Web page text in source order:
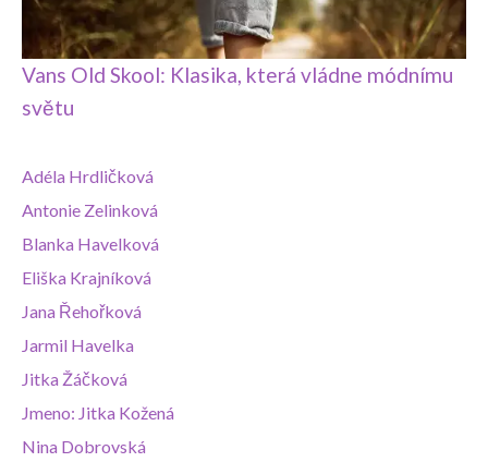
Vans Old Skool: Klasika, která vládne módnímu
světu
Adéla Hrdličková
Antonie Zelinková
Blanka Havelková
Eliška Krajníková
Jana Řehořková
Jarmil Havelka
Jitka Žáčková
Jmeno: Jitka Kožená
Nina Dobrovská